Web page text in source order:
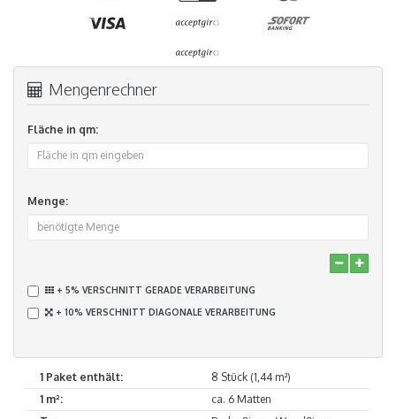
Mengenrechner
Fläche in qm:
Menge:
+ 5% VERSCHNITT GERADE VERARBEITUNG
+ 10% VERSCHNITT DIAGONALE VERARBEITUNG
1 Paket enthält:
8 Stück (1,44 m²)
1 m²:
ca. 6 Matten